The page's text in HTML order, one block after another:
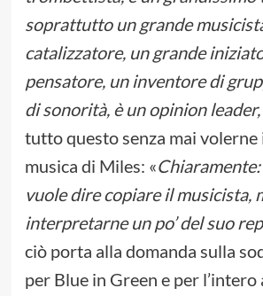
soprattutto un grande
catalizzatore, un grande
pensatore, un inventore di
di sonorità, è un opinion
tutto questo senza mai volerne
musica di Miles: «Chiaramente:
vuole dire copiare il musicista,
interpretarne un po’ del suo
ciò porta alla domanda sulla
per Blue in Green e per l’intero